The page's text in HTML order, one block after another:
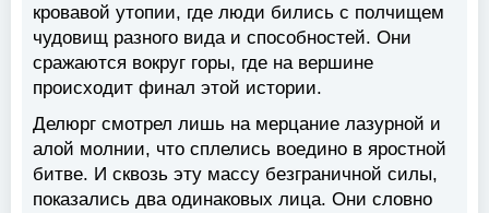
кровавой утопии, где люди бились с полчищем
чудовищ разного вида и способностей. Они
сражаются вокруг горы, где на вершине
происходит финал этой истории.
Делюрг смотрел лишь на мерцание лазурной и
алой молнии, что сплелись воедино в яростной
битве. И сквозь эту массу безграничной силы,
показались два одинаковых лица. Они словно